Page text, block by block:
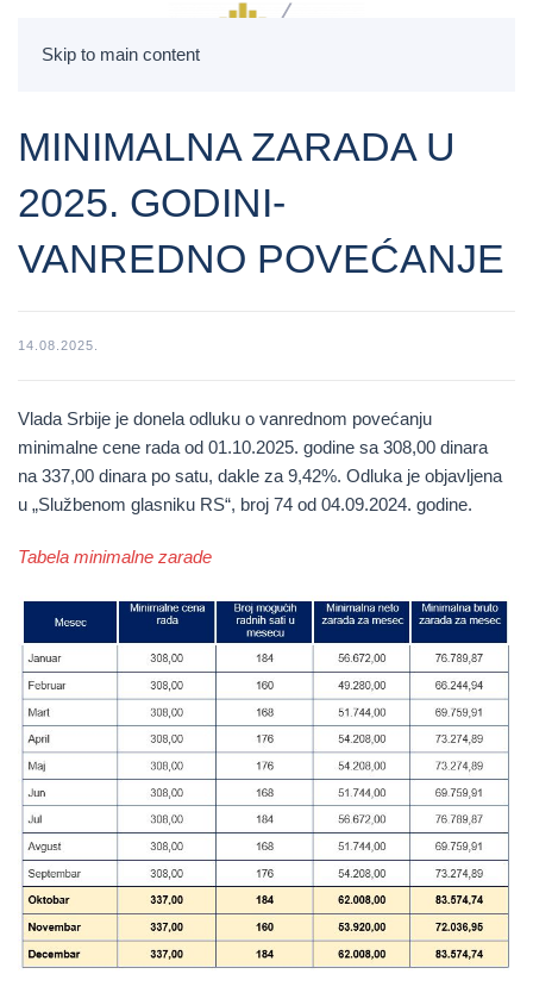
Skip to main content
MINIMALNA ZARADA U
2025. GODINI-
VANREDNO POVEĆANJE
14.08.2025.
Vlada Srbije je donela odluku o vanrednom povećanju
minimalne cene rada od 01.10.2025. godine sa 308,00 dinara
na 337,00 dinara po satu, dakle za 9,42%. Odluka je objavljena
u „Službenom glasniku RS“, broj 74 od 04.09.2024. godine.
Tabela minimalne zarade